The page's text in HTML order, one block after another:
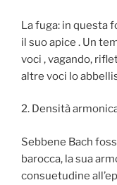
La fuga: in questa
il suo apice . Un
voci , vagando,
altre voci lo
2. Densità
Sebbene Bach
barocca, la sua
consuetudine